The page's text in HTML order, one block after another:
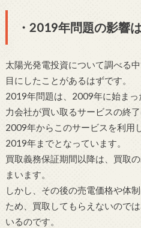
・2019年問題の影響
太陽光発電投資について調べる
目にしたことがあるはずです。
2019年問題は、2009年に始ま
力会社が買い取るサービスの終了
2009年からこのサービスを利用
2019年までとなっています。
買取義務保証期間以降は、買取
まいます。
しかし、その後の売電価格や体
ため、買取してもらえないので
いるのです。